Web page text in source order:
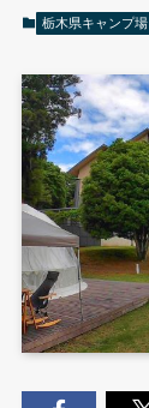
栃木県キャンプ場